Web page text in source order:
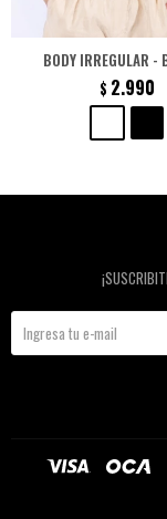
BODY IRREGULAR -
$ 2.990